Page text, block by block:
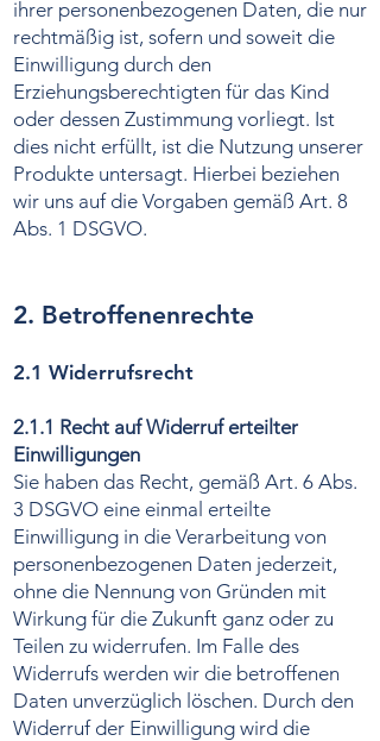
ihrer personenbezogenen Daten, die nur
rechtmäßig ist, sofern und soweit die
Einwilligung durch den
Erziehungsberechtigten für das Kind
oder dessen Zustimmung vorliegt. Ist
dies nicht erfüllt, ist die Nutzung unserer
Produkte untersagt. Hierbei beziehen
wir uns auf die Vorgaben gemäß Art. 8
Abs. 1 DSGVO.
2. Betroffenenrechte
2.1 Widerrufsrecht
2.1.1 Recht auf Widerruf erteilter
Einwilligungen
Sie haben das Recht, gemäß Art. 6 Abs.
3 DSGVO eine einmal erteilte
Einwilligung in die Verarbeitung von
personenbezogenen Daten jederzeit,
ohne die Nennung von Gründen mit
Wirkung für die Zukunft ganz oder zu
Teilen zu widerrufen. Im Falle des
Widerrufs werden wir die betroffenen
Daten unverzüglich löschen. Durch den
Widerruf der Einwilligung wird die